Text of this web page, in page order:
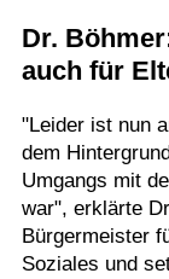
Dr.
auch für
"Leider ist nun
dem
Umgangs mit
war", erklärte
Bürgermeister
Soziales und